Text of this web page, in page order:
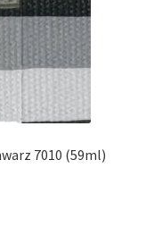
7010 (59ml)